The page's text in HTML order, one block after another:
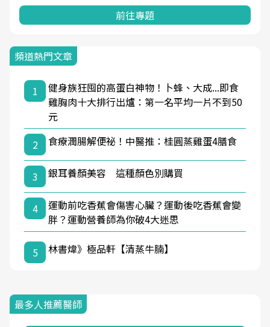
前往專題
頻道熱門文章
1
健身族狂囤的高蛋白神物！卜蜂、大成...即食
雞胸肉十大排行出爐：第一名平均一片不到50
元
2
食療潤腸解便祕！中醫推：桂圓蒸雞蛋4膳食
3 銀耳養顏美容 這種顏色別購買
4
運動前吃香蕉會傷害心臟？運動後吃香蕉會變
胖？運動營養師為你破4大迷思
5 林書煒》極品軒【清蒸牛腩】
最多人推薦醫師